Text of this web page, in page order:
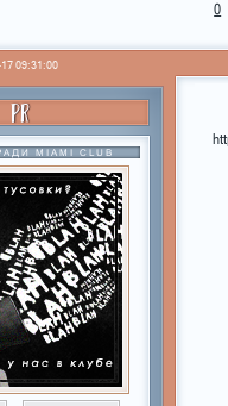
0
09:31:00
PR
MIAMI CLUB